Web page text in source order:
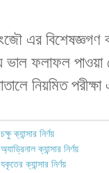
এর বিশেষজ্ঞগণ
ভাল ফলাফল
নিয়মিত
চক্ষু ক্যান্সার নির্ণয়
অ্যাড্রিনাল ক্যান্সার নির্ণয়
যকৃতের ক্যান্সার নির্ণয়